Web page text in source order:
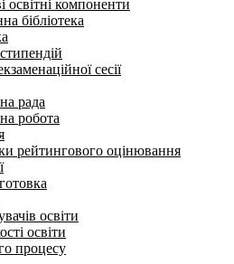
освітні компоненти
бібліотека
сесії
рада
робота
рейтингового оцінювання
освіти
освіти
процесу